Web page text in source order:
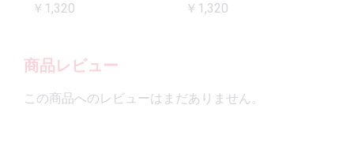
￥1,320
￥1,320
商品レビュー
この商品へのレビューはまだありません。